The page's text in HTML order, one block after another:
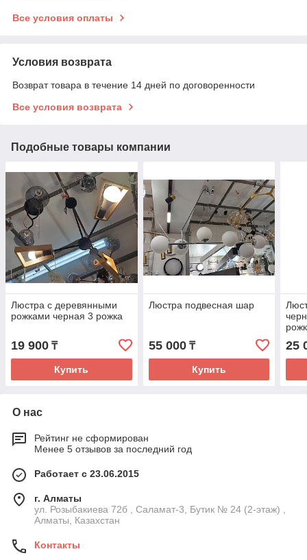
Все условия оплаты
Условия возврата
Возврат товара в течение 14 дней по договоренности
Все условия возврата
Подобные товары компании
Люстра с деревянными
рожками черная 3 рожка
19 900 ₸
Купить
Люстра подвесная шар
55 000₸
Купить
25
О нас
Рейтинг не сформирован
Менее 5 отзывов за последний год
Работает с 23.06.2015
г. Алматы
ул. Розыбакиева 72б , Саламат-3, Бутик № 24 (2-этаж) ,
Алматы, Казахстан
Контакты